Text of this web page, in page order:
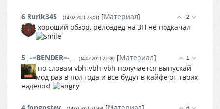
-2
6 Rurik345 (14.02.2011 23:01) [Материал]
хороший обзор, релоадед на ЗП не подкачал
1
5 _-=BENDER=-_ (14.02.2011 22:38) [Материал]
по словам vbh-vbh-vbh получается выпускай
мод раз в пол года и все будут в кайфе от твоих
наделок!
6